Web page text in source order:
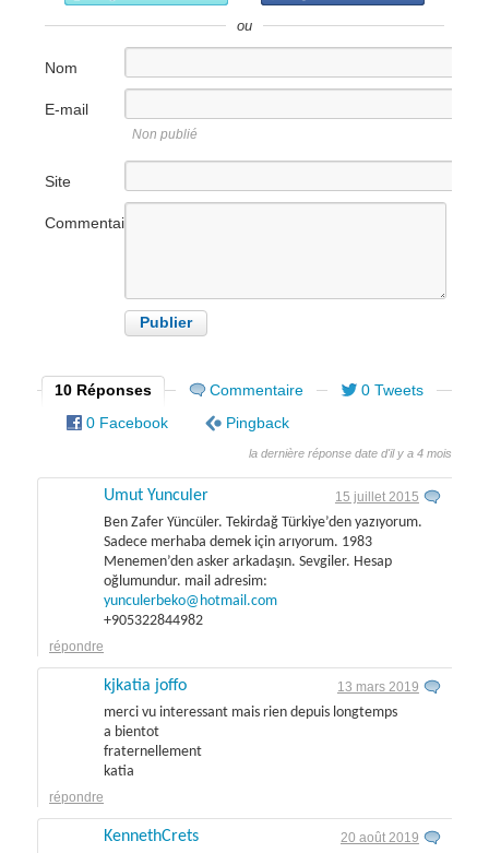
ou
Nom
E-mail
Non publié
Site
internet
Commentaire
10 Réponses Commentaire
0 Tweets
0 Facebook
Pingback
la dernière réponse date d'il y a 4 mois
Umut Yunculer 15 juillet 2015
Ben Zafer Yüncüler. Tekirdağ Türkiye’den yazıyorum.
Sadece merhaba demek için arıyorum. 1983
Menemen’den asker arkadaşın. Sevgiler. Hesap
oğlumundur. mail adresim:
yunculerbeko@hotmail.com
+905322844982
répondre
kjkatia joffo 13 mars 2019
merci vu interessant mais rien depuis longtemps
a bientot
fraternellement
katia
répondre
KennethCrets 20 août 2019